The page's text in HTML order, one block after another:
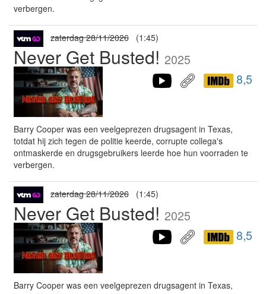
verbergen.
zaterdag 28/11/2026 (1:45)
Never Get Busted! 2025
8,5
Barry Cooper was een veelgeprezen drugsagent in Texas,
totdat hij zich tegen de politie keerde, corrupte collega's
ontmaskerde en drugsgebruikers leerde hoe hun voorraden te
verbergen.
zaterdag 28/11/2026 (1:45)
Never Get Busted! 2025
8,5
Barry Cooper was een veelgeprezen drugsagent in Texas,